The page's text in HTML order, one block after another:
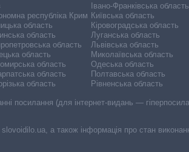
республіка Крим
область
область
область
область
область
область
область
Івано-Франківська область
Київська область
Кіровоградська область
Луганська область
Львівська область
Миколаївська область
Одеська область
Полтавська область
Рівненська область
посилання (для інтернет-видань —
slovoidilo.ua, а також інформація про стан